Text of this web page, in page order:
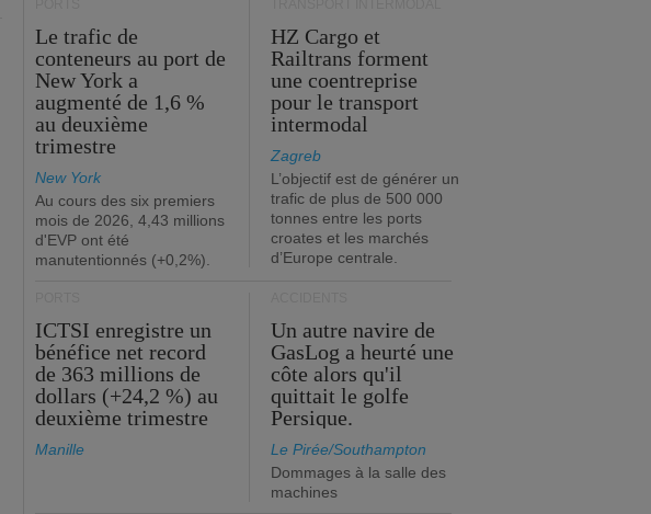
Le trafic de
conteneurs au port de
New York a
augmenté de 1,6 %
au deuxième
trimestre
New York
Au cours des six premiers
mois de 2026, 4,43 millions
d'EVP ont été
manutentionnés (+0,2%).
HZ Cargo et
Railtrans forment
une coentreprise
pour le transport
intermodal
Zagreb
L’objectif est de générer un
trafic de plus de 500 000
tonnes entre les ports
croates et les marchés
d’Europe centrale.
ICTSI enregistre un
bénéfice net record
de 363 millions de
dollars (+24,2 %) au
deuxième trimestre
Manille
Un autre navire de
GasLog a heurté une
côte alors qu'il
quittait le golfe
Persique.
Le Pirée/Southampton
Dommages à la salle des
machines